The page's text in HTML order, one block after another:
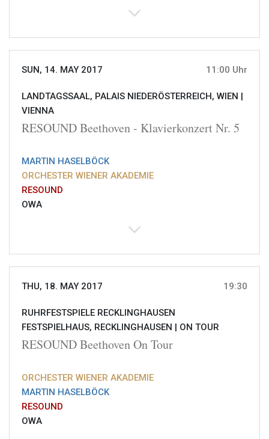
SUN, 14. MAY 2017 11:00 Uhr
LANDTAGSSAAL, PALAIS NIEDERÖSTERREICH, WIEN |
VIENNA
RESOUND Beethoven - Klavierkonzert Nr. 5
MARTIN HASELBÖCK
ORCHESTER WIENER AKADEMIE
RESOUND
OWA
THU, 18. MAY 2017 19:30
RUHRFESTSPIELE RECKLINGHAUSEN
FESTSPIELHAUS, RECKLINGHAUSEN | ON TOUR
RESOUND Beethoven On Tour
ORCHESTER WIENER AKADEMIE
MARTIN HASELBÖCK
RESOUND
OWA